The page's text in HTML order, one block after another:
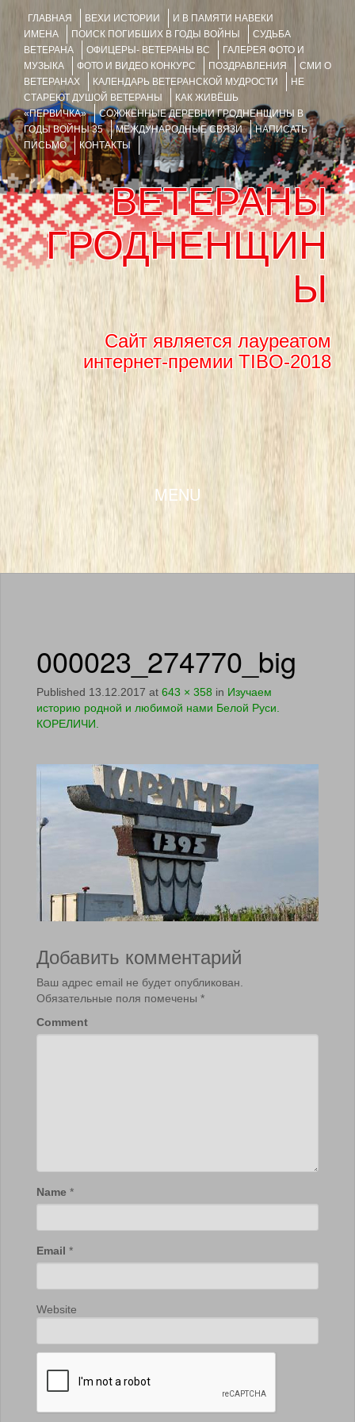
ГЛАВНАЯ ВЕХИ ИСТОРИИ
И В ПАМЯТИ НАВЕКИ
ИМЕНА
ПОИСК ПОГИБШИХ В ГОДЫ ВОЙНЫ
СУДЬБА
ВЕТЕРАНА
ОФИЦЕРЫ- ВЕТЕРАНЫ ВС
ГАЛЕРЕЯ ФОТО И
МУЗЫКА
ФОТО И ВИДЕО КОНКУРС ПОЗДРАВЛЕНИЯ
СМИ О
ВЕТЕРАНАХ
КАЛЕНДАРЬ ВЕТЕРАНСКОЙ МУДРОСТИ
НЕ
СТАРЕЮТ ДУШОЙ ВЕТЕРАНЫ
КАК ЖИВЁШЬ
«ПЕРВИЧКА»
СОЖЖЁННЫЕ ДЕРЕВНИ ГРОДНЕНЩИНЫ В
ГОДЫ ВОЙНЫ 35
МЕЖДУНАРОДНЫЕ СВЯЗИ
НАПИСАТЬ
ПИСЬМО
КОНТАКТЫ
ВЕТЕРАНЫ
ГРОДНЕНЩИН
Ы
Сайт является лауреатом
интернет-премии TIBO-2018
MENU
SKIP TO CONTENT
000023_274770_big
Published 13.12.2017 at 643 × 358 in Изучаем
историю родной и любимой нами Белой Руси.
КОРЕЛИЧИ.
Добавить комментарий
Ваш адрес email не будет опубликован.
Обязательные поля помечены *
Comment
Name *
Email *
Website